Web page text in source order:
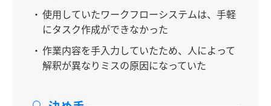
使用していたワークフローシステムは、手軽
にタスク作成ができなかった
作業内容を手入力していたため、人によって
解釈が異なりミスの原因になっていた